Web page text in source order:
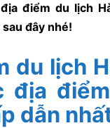
điểm du lịch
đây nhé!
du lịch
địa
dẫn